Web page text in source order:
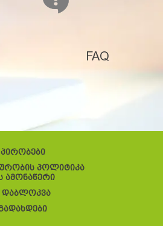
FAQ
პოლიტიკა
ამონაწერი
დაბლოკვა